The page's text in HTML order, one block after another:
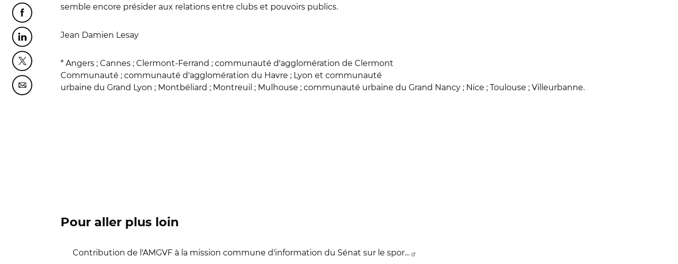
Partager cette page sur Facebook
Partager cette page sur Linkedin
Partager cette page sur Twitter
Partager cette page sur Courriel
semble encore présider aux relations entre clubs et pouvoirs publics.
Jean Damien Lesay
* Angers ; Cannes ; Clermont-Ferrand ; communauté d'agglomération de Clermont
Communauté ; communauté d'agglomération du Havre ; Lyon et communauté
urbaine du Grand Lyon ; Montbéliard ; Montreuil ; Mulhouse ; communauté urbaine du Grand Nancy ; Nice ; Toulouse ; Villeurbanne.
Pour aller plus loin
Contribution de l'AMGVF à la mission commune d'information du Sénat sur le spor…